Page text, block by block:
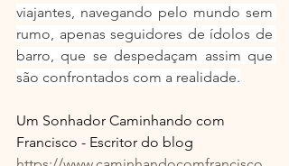
viajantes, navegando pelo mundo sem
rumo, apenas seguidores de ídolos de
barro, que se despedaçam assim que
são confrontados com a realidade.
Um Sonhador Caminhando com
Francisco - Escritor do blog